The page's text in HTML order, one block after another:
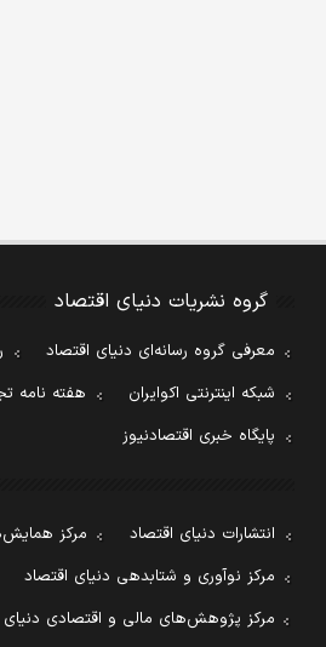
گروه نشریات دنیای اقتصاد
معرفی گروه رسانه‌ای دنیای اقتصاد
شبکه اینترنتی اکوایران
هفته نامه
پایگاه خبری اقتصادنیوز
انتشارات دنیای اقتصاد
مرکز
مرکز نوآوری و شتابدهی دنیای اقتصاد
مرکز پژوهش‌های مالی و اقتصادی دنیای